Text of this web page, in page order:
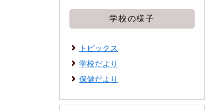
学校の様子
トピックス
学校だより
保健だより